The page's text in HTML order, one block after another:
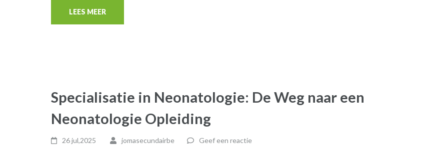
LEES MEER
Specialisatie in Neonatologie: De Weg naar een
Neonatologie Opleiding
26 jul,2025 jomasecundairbe Geef een reactie